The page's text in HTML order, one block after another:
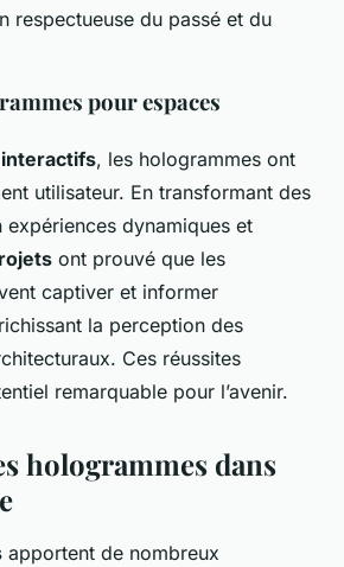
respectueuse du passé et du
pour espaces
, les hologrammes ont
utilisateur. En transformant des
expériences dynamiques et
ont prouvé que les
captiver et informer
la perception des
Ces réussites
remarquable pour l’avenir.
hologrammes dans
apportent de nombreux